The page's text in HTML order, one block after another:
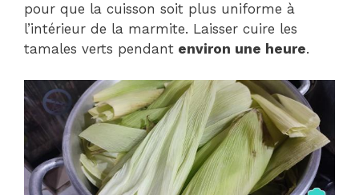
pour que la cuisson soit plus uniforme à
l’intérieur de la marmite. Laisser cuire les
tamales verts pendant environ une heure.